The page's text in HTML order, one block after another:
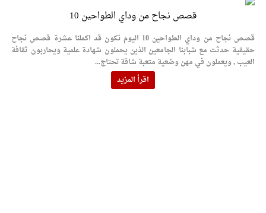
قصص نجاح من وداي الطواحين 10
قصص نجاح من وداي الطواحين 10 اليوم نكون قد اكملنا عشرة قصص نجاح
حقيقية حدثت مع شبابنا الجامعين الذين يحملون شهادة علمية ويحاربون ثقافة
العيب , ويعملون في مهن وضعية متعبة شاقة تحتاج...
اقرأ المزيد